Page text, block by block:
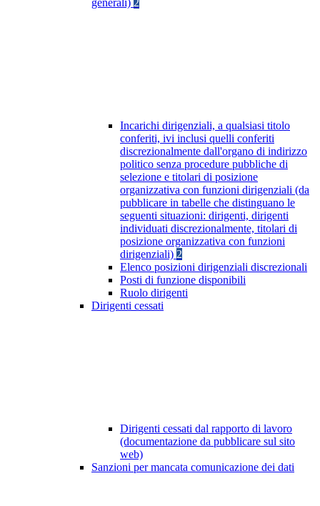
generali) 2
Incarichi dirigenziali, a qualsiasi titolo
conferiti, ivi inclusi quelli conferiti
discrezionalmente dall'organo di indirizzo
politico senza procedure pubbliche di
selezione e titolari di posizione
organizzativa con funzioni dirigenziali (da
pubblicare in tabelle che distinguano le
seguenti situazioni: dirigenti, dirigenti
individuati discrezionalmente, titolari di
posizione organizzativa con funzioni
dirigenziali) 2
Elenco posizioni dirigenziali discrezionali
Posti di funzione disponibili
Ruolo dirigenti
Dirigenti cessati
Dirigenti cessati dal rapporto di lavoro
(documentazione da pubblicare sul sito
web)
Sanzioni per mancata comunicazione dei dati